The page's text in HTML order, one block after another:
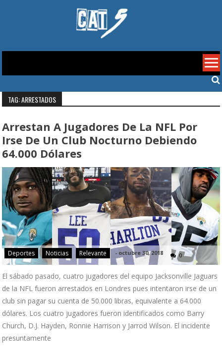
Cat 5
TAG: ARRESTADOS
Arrestan A Jugadores De La NFL Por
Irse De Un Club Nocturno Debiendo
64.000 Dólares
Deportes Noticias Relevante - octubre 30, 2018 0
El sábado pasado, cuatro jugadores del equipo Jacksonville Jaguars
de la NFL fueron arrestados en Londres pues intentaron irse de un
club sin pagar su cuenta de 50.000 libras, equivalente a 64.000
dólares. Los cuatro jugadores fueron identificados como Barry
Church, D.J. Hayden, Ronnie Harrison y Jarrod Wilson. El incidente
presuntamente